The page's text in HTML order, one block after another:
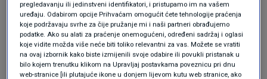
August 29, 2025
Vatrogasna služba primila je više od 200
poziva u roku od 12 sati, uključujući Lecco blizu
jezera Como i Padovu.
pregledavanju ili jedinstveni identifikatori, i pristupamo im na vašem
uređaju. Odabirom opcije Prihvaćam omogućit ćete tehnologije praćenja
koje podržavaju svrhe za čije pružanje mi i naši partneri obrađujemo
podatke. Ako su alati za praćenje onemogućeni, određeni sadržaj i oglasi
koje vidite možda više neće biti toliko relevantni za vas. Možete se vratiti
na ovaj izbornik kako biste izmijenili svoje odabire ili povukli pristanak u
bilo kojem trenutku klikom na Upravljaj postavkama poveznicu pri dnu
web-stranice [ili plutajuće ikone u donjem lijevom kutu web stranice, ako